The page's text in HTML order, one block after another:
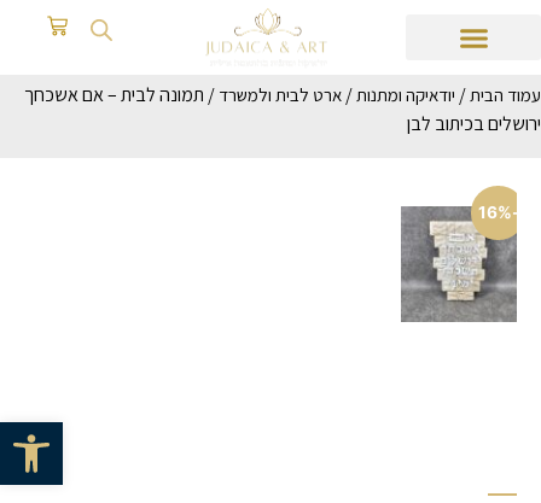
פתח
עמוד הבית/ יודאיקה ומתנות/ ארט לבית ולמשרד / תמונה לבית – אם אשכחך
ירושלים בכיתוב לבן
-16%